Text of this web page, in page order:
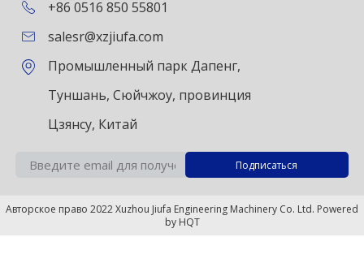
+86 0516 850 55801
salesr@xzjiufa.com
Промышленный парк Дапенг,
Туншань, Сюйчжоу, провинция
Цзянсу, Китай
Авторское право 2022 Xuzhou Jiufa Engineering Machinery Co. Ltd. Powered
by HQT